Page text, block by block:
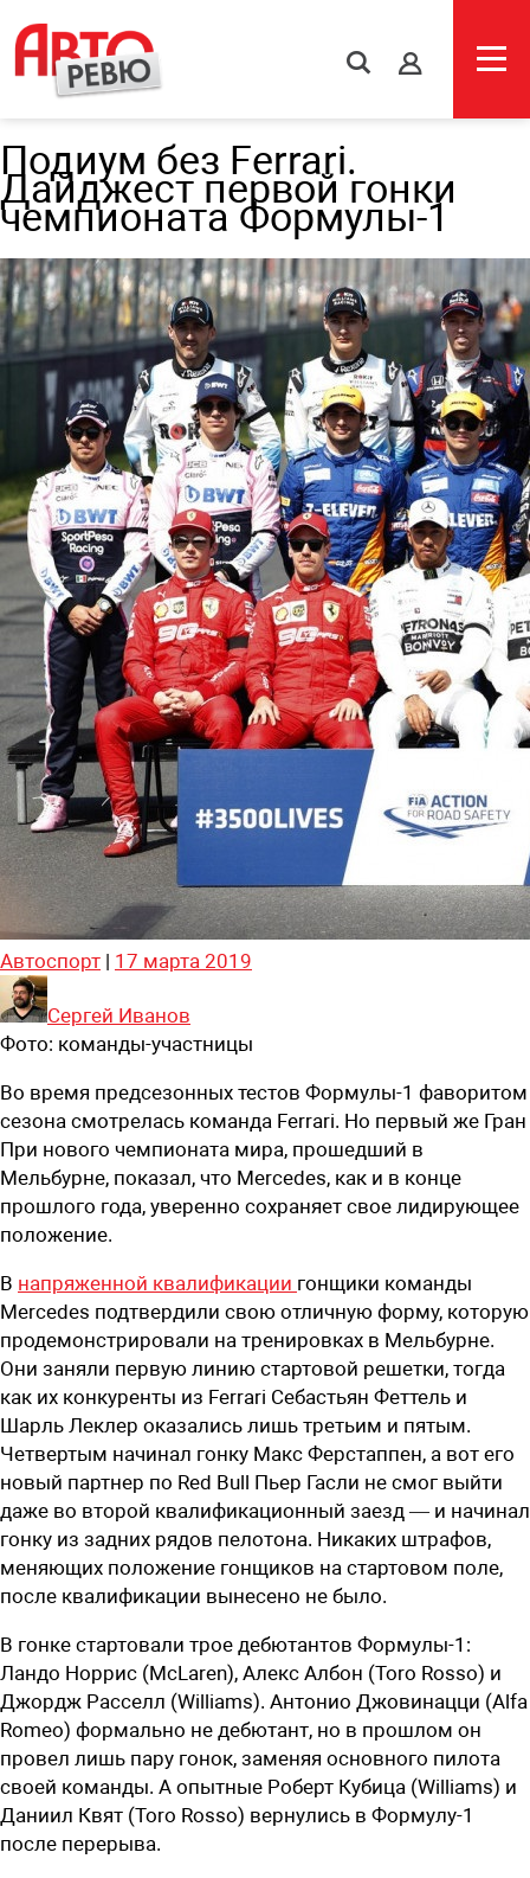
s
Подиум без Ferrari.
Дайджест первой гонки
чемпионата Формулы-1
Автоспорт | 17 марта 2019
Сергей Иванов
Фото: команды-участницы
Во время предсезонных тестов Формулы-1 фаворитом
сезона смотрелась команда Ferrari. Но первый же Гран
При нового чемпионата мира, прошедший в
Мельбурне, показал, что Mercedes, как и в конце
прошлого года, уверенно сохраняет свое лидирующее
положение.
В напряженной квалификации гонщики команды
Mercedes подтвердили свою отличную форму, которую
продемонстрировали на тренировках в Мельбурне.
Они заняли первую линию стартовой решетки, тогда
как их конкуренты из Ferrari Себастьян Феттель и
Шарль Леклер оказались лишь третьим и пятым.
Четвертым начинал гонку Макс Ферстаппен, а вот его
новый партнер по Red Bull Пьер Гасли не смог выйти
даже во второй квалификационный заезд — и начинал
гонку из задних рядов пелотона. Никаких штрафов,
меняющих положение гонщиков на стартовом поле,
после квалификации вынесено не было.
В гонке стартовали трое дебютантов Формулы-1:
Ландо Норрис (McLaren), Алекс Албон (Toro Rosso) и
Джордж Расселл (Williams). Антонио Джовинацци (Alfa
Romeo) формально не дебютант, но в прошлом он
провел лишь пару гонок, заменяя основного пилота
своей команды. А опытные Роберт Кубица (Williams) и
Даниил Квят (Toro Rosso) вернулись в Формулу-1
после перерыва.